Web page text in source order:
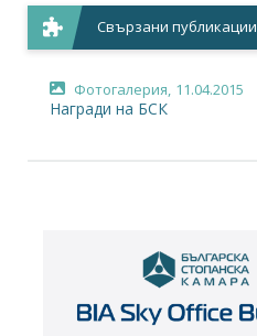
Свързани публикации
Фотогалерия, 11.04.2015
Награди на БСК